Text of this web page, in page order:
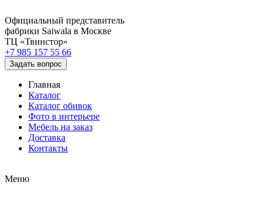
Официальный представитель
фабрики Saiwala в Москве
ТЦ «Твинстор»
+7 985 157 55 66
Задать вопрос
Главная
Каталог
Каталог обивок
Фото в интерьере
Мебель на заказ
Доставка
Контакты
Меню